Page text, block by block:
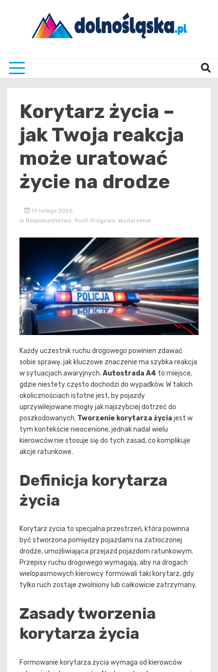
Korytarz życia –
jak Twoja reakcja
może uratować
życie na drodze
19 lutego 2026
w Bezpieczeństwo Ruch Drogowy Wydarzenia
Każdy uczestnik ruchu drogowego powinien zdawać
sobie sprawę, jak kluczowe znaczenie ma szybka reakcja
w sytuacjach awaryjnych. Autostrada A4 to miejsce,
gdzie niestety często dochodzi do wypadków. W takich
okolicznościach istotne jest, by pojazdy
uprzywilejowane mogły jak najszybciej dotrzeć do
poszkodowanych. Tworzenie korytarza życia jest w
tym kontekście nieocenione, jednak nadal wielu
kierowców nie stosuje się do tych zasad, co komplikuje
akcje ratunkowe.
Definicja korytarza
życia
Korytarz życia to specjalna przestrzeń, która powinna
być stworzona pomiędzy pojazdami na zatłoczonej
drodze, umożliwiająca przejazd pojazdom ratunkowym.
Przepisy ruchu drogowego wymagają, aby na drogach
wielopasmowych kierowcy formowali taki korytarz, gdy
tylko ruch zostaje zwolniony lub całkowicie zatrzymany.
Zasady tworzenia
korytarza życia
Formowanie korytarza życia wymaga od kierowców